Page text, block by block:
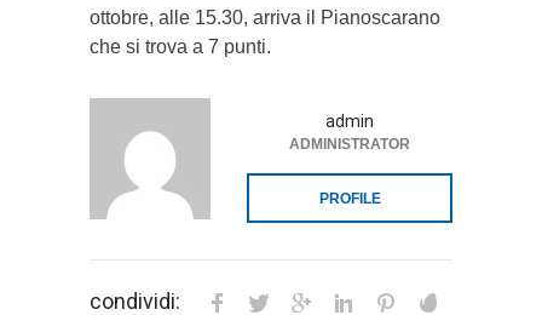
ottobre, alle 15.30, arriva il Pianoscarano
che si trova a 7 punti.
admin
ADMINISTRATOR
PROFILE
condividi: